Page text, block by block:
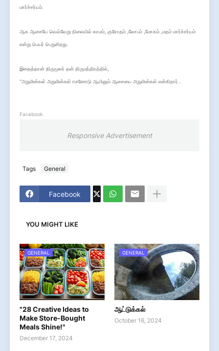
மார்ச்சர்யம்.
ஆக ஆசையே வெவ்வேறு நிலையில் காமம் குரோதம் லோபம் மோகம் மதம் மார்ச்சர்யம்
என்று பெயர் பெறுகிறது.
இதைத்தான் திருமூலர் தன் திருமந்திரத்தில்
''அறுமின்கள் அறுமின்கள் ஈசனோடு ஆயினும் ஆசையை அறுமின்கள் என்கிறார்.
Facebook
Responsive Advertisement
Tags General
Facebook
YOU MIGHT LIKE
GENERAL
"28 Creative Ideas to
Make Store-Bought
Meals Shine!"
December 17, 2024
GENERAL
ஆட்டுக்கல்
October 16, 2024